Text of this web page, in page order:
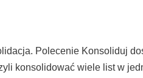
Polecenie Konsoliduj
konsolidować wiele list w